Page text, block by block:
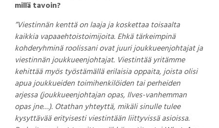
millä tavoin?
”Viestinnän kenttä on laaja ja koskettaa toisaalta
kaikkia vapaaehtoistoimijoita. Ehkä tärkeimpinä
kohderyhminä roolissani ovat juuri joukkueenjohtajat ja
viestinnän joukkueenjohtajat. Viestintää yritämme
kehittää myös työstämällä erilaisia oppaita, joista olisi
apua joukkueiden toimihenkilöiden tai perheiden
arjessa (joukkueenjohtajan opas, Ilves-vanhemman
opas jne…). Otathan yhteyttä, mikäli sinulle tulee
kysyttävää erityisesti viestintään liittyvissä asioissa.